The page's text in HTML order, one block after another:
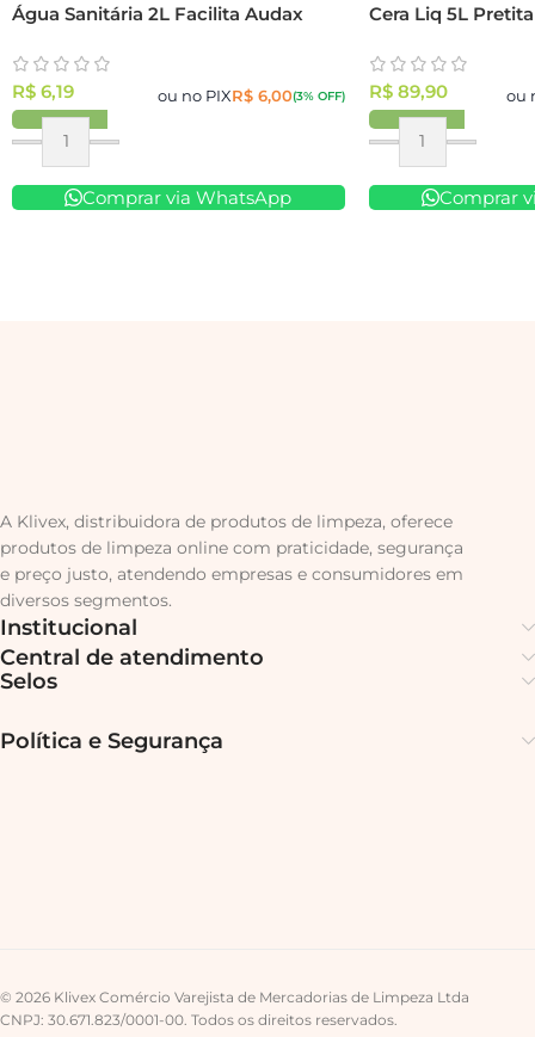
Água Sanitária 2L Facilita Audax
R$ 6,19 ou no PIXR$6,00(3% OFF)
Comprar via WhatsApp
Cera Liq 5L
R$89,90 ou
Comprar
A Klivex, distribuidora de produtos de limpeza, oferece
produtos de limpeza online com praticidade, segurança
e preço justo, atendendo empresas e consumidores em
diversos segmentos.
Institucional
Central de atendimento
Selos
Política e Segurança
© 2026 Klivex Comércio Varejista de Mercadorias de Limpeza Ltda
CNPJ: 30.671.823/0001-00. Todos os direitos reservados.